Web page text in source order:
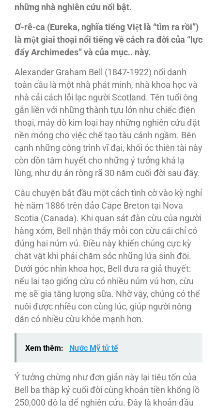
những nhà nghiên cứu nổi bật.
Ơ-rê-ca (Eureka, nghĩa tiếng Việt la ̀ “tìm ra rồi”)
la ̀ một giai thoại nổi tiếng về cách ra đời của “l ực
đẩy Archimedes” và của mục.. này.
Alexander Graham Bell (1847-1922) nổi danh
toàn cầu là một nhà phát minh, nhà khoa học và
nhà cải cách lỗi lạc người Scotland. Tên tuổi ông
gắn liền với những thành tựu lớn như chiếc điện
thoại, máy dò kim loại hay những nghiên cứu đặt
nền móng cho việc chế tạo tàu cánh ngầm. Bên
cạnh những công trình vĩ đại, khối óc thiên tài này
còn dồn tâm huyết cho những ý tưởng khá lạ
lùng, như dự án ròng rã 30 năm cuối đời sau đây.
Câu chuyện bắt đầu một cách tình cờ vào kỳ nghỉ
hè năm 1886 trên đảo Cape Breton tại Nova
Scotia (Canada). Khi quan sát đàn cừu của người
hàng xóm, Bell nhận thấy mỗi con cừu cái chỉ có
đúng hai núm vú. Điều này khiến chúng cực kỳ
chật vật khi phải chăm sóc những lứa sinh đôi.
Dưới góc nhìn khoa học, Bell đưa ra giả thuyết:
nếu lai tạo giống cừu có nhiều núm vú hơn, cừu
mẹ sẽ gia tăng lượng sữa. Nhờ vậy, chúng có thể
nuôi được nhiều con cùng lúc, giúp người nông
dân có nhiều cừu khỏe mạnh hơn.
Xem thêm: Nước Mỹ tử tế
Ý tưởng chừng như đơn giản này lại tiêu tốn của
Bell ba thập kỷ cuối đời cùng khoản tiền khổng lồ
250,000 đô la để nghiên cứu. Đây là khoản đầu